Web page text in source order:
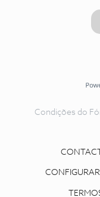
Condições do